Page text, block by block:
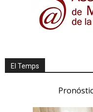
El Temps